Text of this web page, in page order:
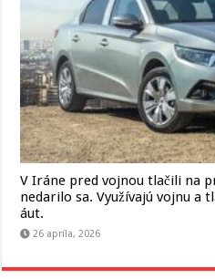
V Iráne pred vojnou tlačili na
nedarilo sa. Využívajú vojnu a
áut.
26 apríla, 2026